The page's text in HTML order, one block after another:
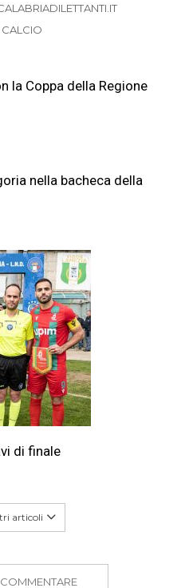
CALCIO
la Coppa della Regione
nella bacheca della
di finale
articoli